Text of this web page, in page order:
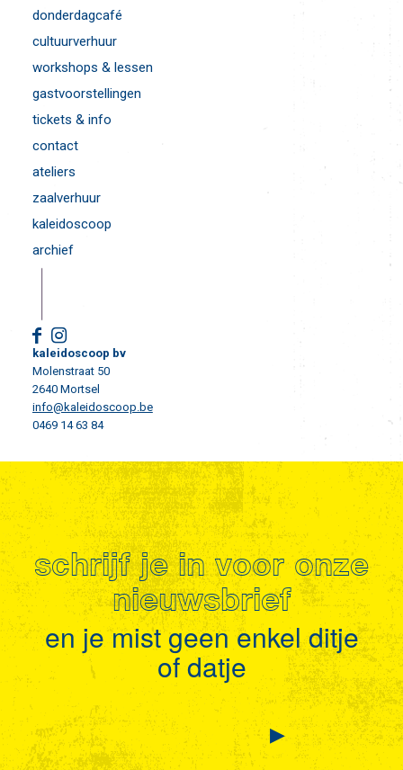
donderdagcafé
cultuurverhuur
workshops & lessen
gastvoorstellingen
tickets & info
contact
ateliers
zaalverhuur
kaleidoscoop
archief
kaleidoscoop bv
Molenstraat 50
2640 Mortsel
info@kaleidoscoop.be
0469 14 63 84
schrijf je in voor onze
nieuwsbrief
en je mist geen enkel ditje
of datje